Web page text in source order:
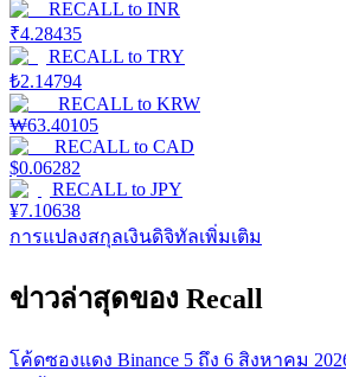
RECALL to INR
₹4.28435
RECALL to TRY
₺2.14794
RECALL to KRW
₩63.40105
RECALL to CAD
$0.06282
RECALL to JPY
¥7.10638
การแปลงสกุลเงินดิจิทัลเพิ่มเติม
ข่าวล่าสุดของ Recall
โค้ดซองแดง Binance 5 ถึง 6 สิงหาคม